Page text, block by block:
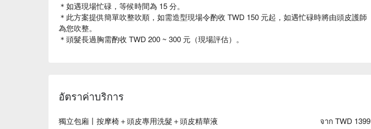
＊如遇現場忙碌，等候時間為 15 分。
＊此方案提供簡單吹整吹順，如需造型現場令酌收 TWD 150 元起，如遇忙碌時將由頭皮護師
為您吹整。
＊頭髮長過胸需酌收 TWD 200 ~ 300 元（現場評估）。
อัตราค่าบริการ
獨立包廂丨按摩椅＋頭皮專用洗髮＋頭皮精華液 จาก TWD 1399